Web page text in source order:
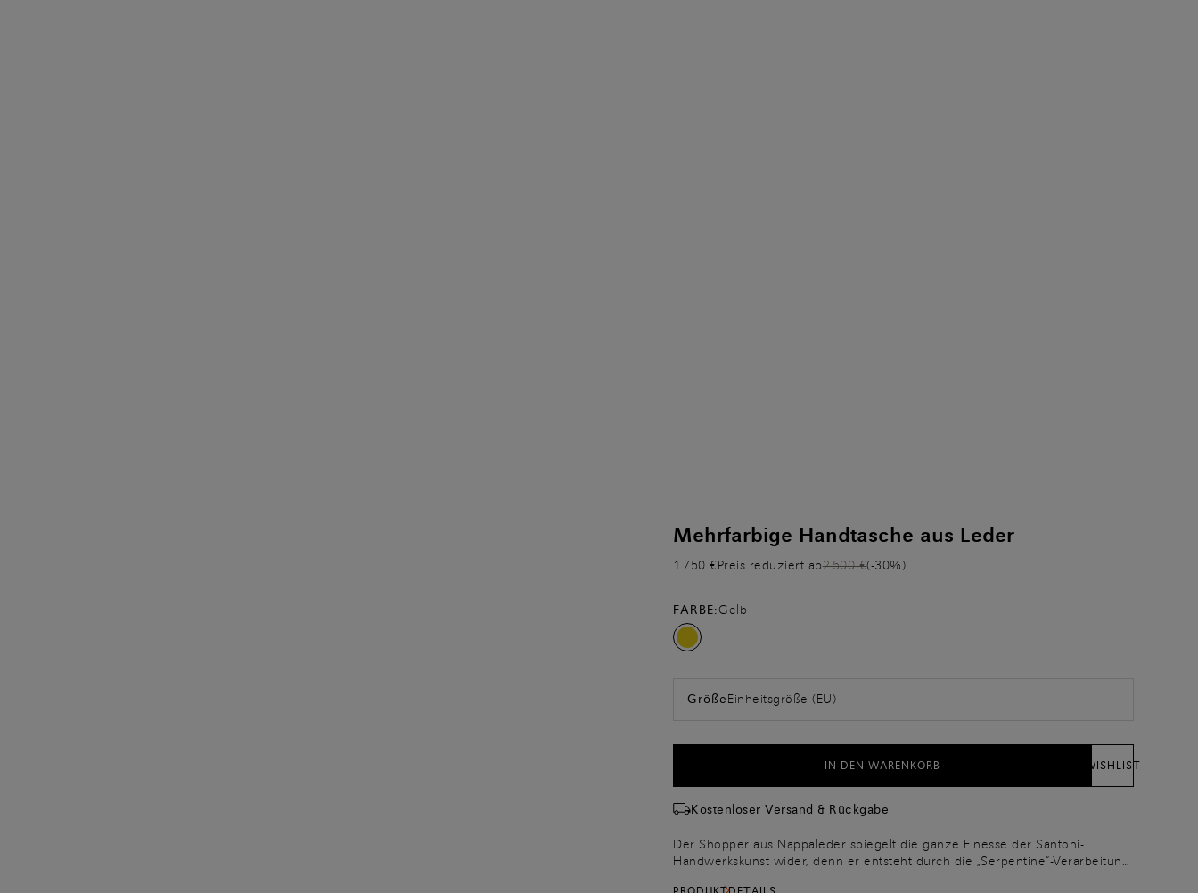
Mehrfarbige Handtasche aus Leder
1.750 €Preis reduziert ab2.500 €(-30%)
FARBE:Gelb
GrößeEinheitsgröße (EU)
IN DEN WARENKORB WISHLIST
Kostenloser Versand & Rückgabe
Der Shopper aus Nappaleder spiegelt die ganze Finesse der Santoni-
Handwerkskunst wider, denn er entsteht durch die „Serpentine“-Verarbeitung